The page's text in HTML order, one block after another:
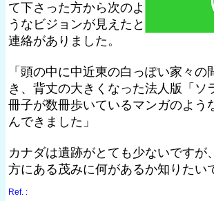
て下さった方から次のよ
うなビジョンが見えたと
連絡がありました。
「頭の中に中近東の白っぽい家々の
き、背丈の大きくなった法人版「ソ
冊子が数冊歩いているマンガのよう
んできました」
カナダは遺跡がとても少ないですが
方にある茂みに何があるか知りたい
Ref. :